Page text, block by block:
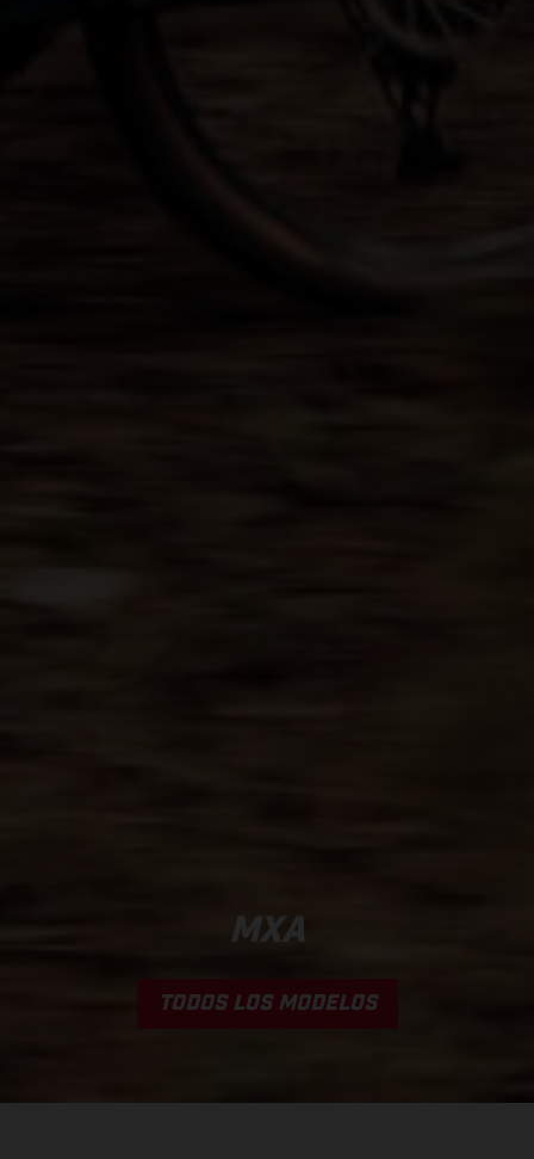
MXA
TODOS LOS MODELOS